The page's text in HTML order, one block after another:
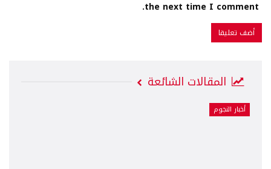
the next time I comment.
المقالات الشائعة
أخبار النجوم